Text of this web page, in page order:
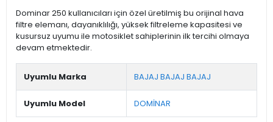
Dominar 250 kullanıcıları için özel üretilmiş bu orijinal hava
filtre elemanı, dayanıklılığı, yüksek filtreleme kapasitesi ve
kusursuz uyumu ile motosiklet sahiplerinin ilk tercihi olmaya
devam etmektedir.
Uyumlu Marka BAJAJ BAJAJ BAJAJ
Uyumlu Model DOMİNAR